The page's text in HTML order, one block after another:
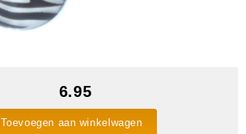
6.95
Toevoegen aan winkelwagen